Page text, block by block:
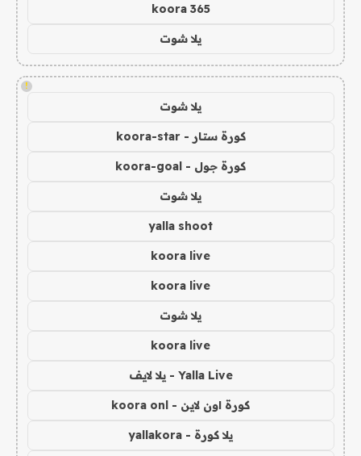
koora 365
يلا شوت
!
يلا شوت
كورة ستار - koora-star
كورة جول - koora-goal
يلا شوت
yalla shoot
koora live
koora live
يلا شوت
koora live
Yalla Live - يلا لايف
كورة اون لاين - koora onl
يلا كورة - yallakora